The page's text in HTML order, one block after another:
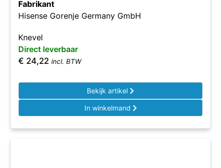
Fabrikant
Hisense Gorenje Germany GmbH
Knevel
Direct leverbaar
€ 24,22 incl. BTW
Bekijk artikel
In winkelmand